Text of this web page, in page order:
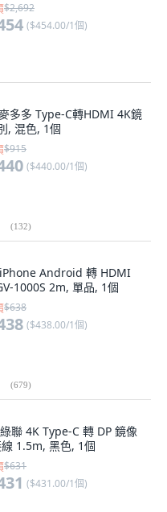
$2,692
($454.00/1個)
多多 Type-C轉HDMI 4K鏡
, 混色, 1個
$915
($440.00/1個)
(132)
Android 轉 HDMI
1000S 2m, 單品, 1個
$638
($438.00/1個)
(679)
聯 4K Type-C 轉 DP 鏡像
1.5m, 黑色, 1個
$631
($431.00/1個)